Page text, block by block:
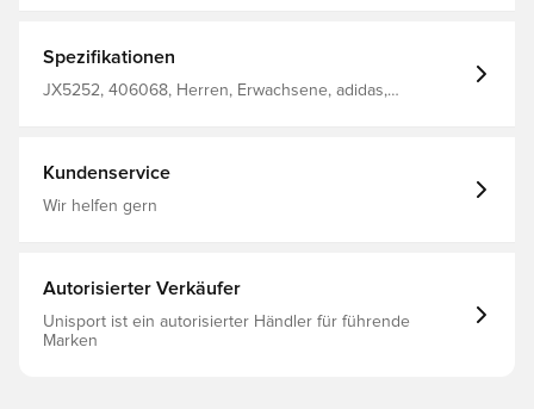
oder für Besorgungen. Kombiniert mit deinen
Lieblingssneakern und einem Oversize-Shirt wird dein
Outfit perfekt. Locker geschnitten Elastischer Bund
Spezifikationen
JX5252, 406068, Herren, Erwachsene, adidas,
Kundenservice
Wir helfen gern
Autorisierter Verkäufer
Unisport ist ein autorisierter Händler für führende
Marken